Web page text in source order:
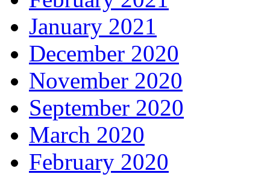
January 2021
December 2020
November 2020
September 2020
March 2020
February 2020